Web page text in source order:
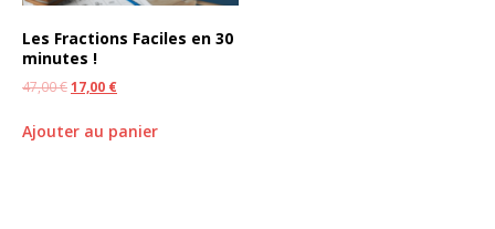
Les Fractions Faciles en 30
minutes !
47,00€17,00 €
Ajouter au panier